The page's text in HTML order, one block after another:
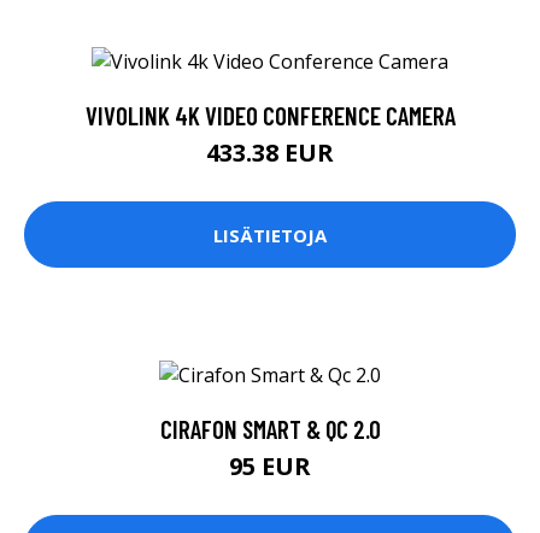
VIVOLINK 4K VIDEO CONFERENCE CAMERA
433.38 EUR
LISÄTIETOJA
CIRAFON SMART & QC 2.0
95 EUR